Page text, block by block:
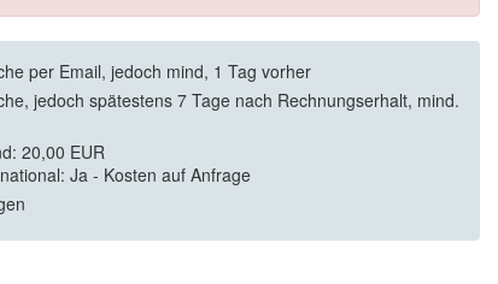
per Email, jedoch mind, 1 Tag vorher
jedoch spätestens 7 Tage nach Rechnungserhalt, mind.
20,00 EUR
Ja - Kosten auf Anfrage